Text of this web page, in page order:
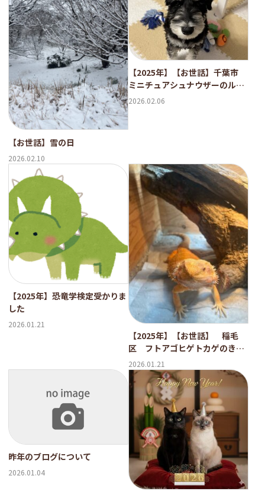
【お世話】雪の日
2026.02.10
【2025年】【お世話】千葉市
ミニチュアシュナウザーのルー
ク君
2026.02.06
【2025年】恐竜学検定受かりま
した
2026.01.21
【2025年】【お世話】 稲毛
区 フトアゴヒゲトカゲのきい
ちゃん
2026.01.21
昨年のブログについて
2026.01.04